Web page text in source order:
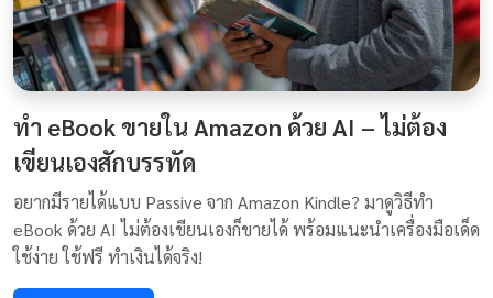
ทำ eBook ขายใน Amazon ด้วย AI – ไม่ต้อง
เขียนเองสักบรรทัด
อยากมีรายได้แบบ Passive จาก Amazon Kindle? มาดูวิธีทำ
eBook ด้วย AI ไม่ต้องเขียนเองก็ขายได้ พร้อมแนะนำเครื่องมือเด็ด
ใช้ง่าย ใช้ฟรี ทำเงินได้จริง!